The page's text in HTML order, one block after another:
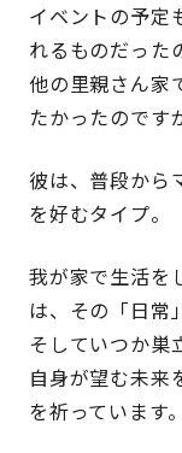
イベントの予定
れるものだった
他の里親さん家
たかったのです
彼は、普段から
を好むタイプ。
我が家で生活を
は、その「日常
そしていつか巣
自身が望む未来
を祈っています。